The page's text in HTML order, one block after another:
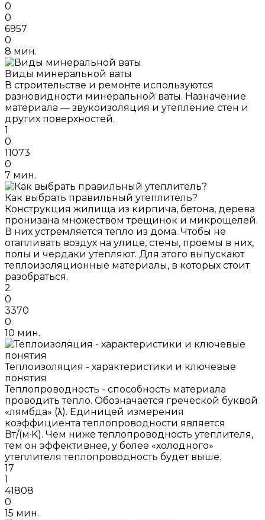
0
0
6957
0
8 мин.
Виды минеральной ваты
В строительстве и ремонте используются
разновидности минеральной ваты. Назначение
материала — звукоизоляция и утепление стен и
других поверхностей.
1
0
11073
0
7 мин.
Как выбрать правильный утеплитель?
Конструкция жилища из кирпича, бетона, дерева
пронизана множеством трещинок и микрощелей.
В них устремляется тепло из дома. Чтобы не
отапливать воздух на улице, стены, проемы в них,
полы и чердаки утепляют. Для этого выпускают
теплоизоляционные материалы, в которых стоит
разобраться.
2
0
3370
0
10 мин.
Теплоизоляция - характеристики и ключевые
понятия
Теплопроводность - способность материала
проводить тепло. Обозначается греческой буквой
«лямбда» (λ). Единицей измерения
коэффициента теплопроводности является
Вт/(м·K). Чем ниже теплопроводность утеплителя,
тем он эффективнее, у более «холодного»
утеплителя теплопроводность будет выше.
17
1
41808
0
15 мин.